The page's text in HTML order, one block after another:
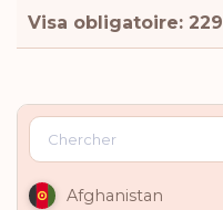
Visa obligatoire: 229
Afghanistan